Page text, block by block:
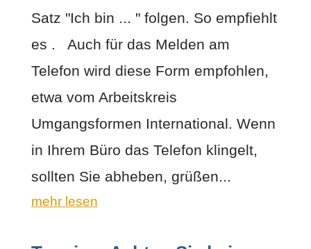
Satz "Ich bin ... " folgen. So empfiehlt
es . Auch für das Melden am
Telefon wird diese Form empfohlen,
etwa vom Arbeitskreis
Umgangsformen International. Wenn
in Ihrem Büro das Telefon klingelt,
sollten Sie abheben, grüßen...
mehr lesen